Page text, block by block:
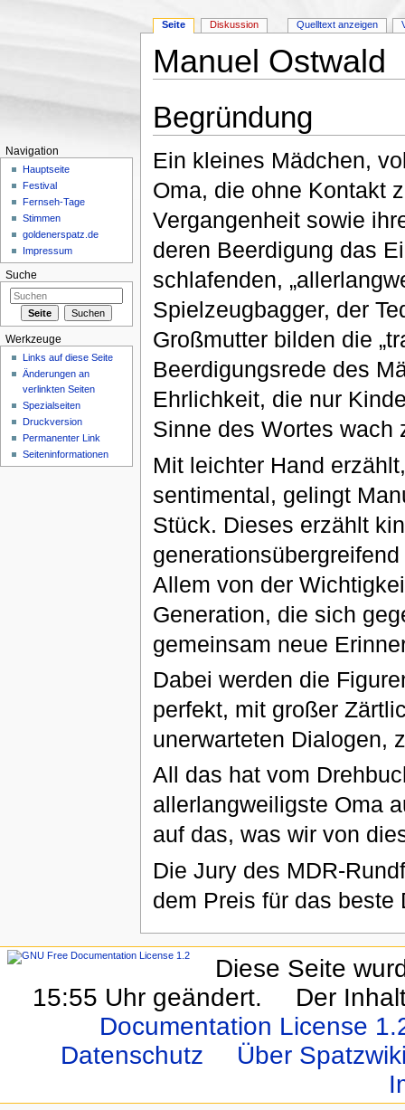
Manuel Ostwald
Begründung
Ein kleines Mädchen,
Oma, die ohne Kontakt
Vergangenheit sowie
deren Beerdigung das
schlafenden,
Spielzeugbagger, der
Großmutter bilden die
Beerdigungsrede des
Ehrlichkeit, die nur
Sinne des Wortes wach
Mit leichter Hand
sentimental, gelingt
Stück. Dieses erzählt
Allem von der
Generation, die sich
gemeinsam neue
Dabei werden die
perfekt, mit großer
unerwarteten Dialogen,
All das hat vom
allerlangweiligste Oma
auf das, was wir von
Die Jury des MDR-
dem Preis für das beste
Seite Diskussion Quelltext anzeigen
Navigation
Hauptseite
Festival
Fernseh-Tage
Stimmen
goldenerspatz.de
Impressum
Suche
Werkzeuge
Links auf diese Seite
Änderungen an
verlinkten Seiten
Spezialseiten
Druckversion
Permanenter Link
Seiten­informationen
Diese Seite
15:55 Uhr geändert.
Der
Documentation License
Datenschutz
Über